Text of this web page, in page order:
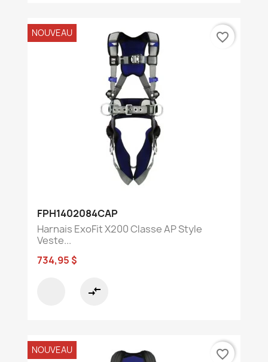
FPH1402084CAP
Harnais ExoFit X200 Classe AP Style
Veste...
734,95 $
compare_arrows
NOUVEAU favorite_border
NOUVEAU favorite_border